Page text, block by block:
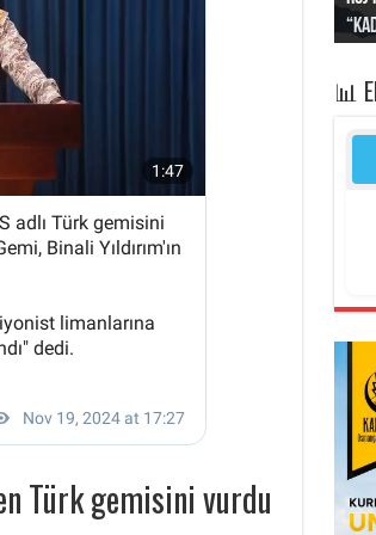
Türk gemisini vurdu
📊